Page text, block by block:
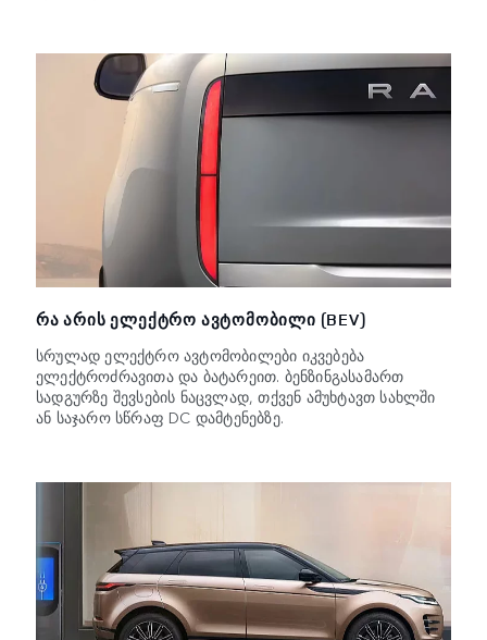
ᲠᲐ ᲐᲠᲘᲡ ᲔᲚᲔᲥᲢᲠᲝ ᲐᲕᲢᲝᲛᲝᲑᲘᲚᲘ (BEV)
სრულად ელექტრო ავტომობილები იკვებება
ელექტროძრავითა და ბატარეით. ბენზინგასამართ
სადგურზე შევსების ნაცვლად, თქვენ ამუხტავთ სახლში
ან საჯარო სწრაფ DC დამტენებზე.